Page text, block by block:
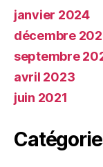
janvier 2024
décembre
septembre
avril 2023
juin 2021